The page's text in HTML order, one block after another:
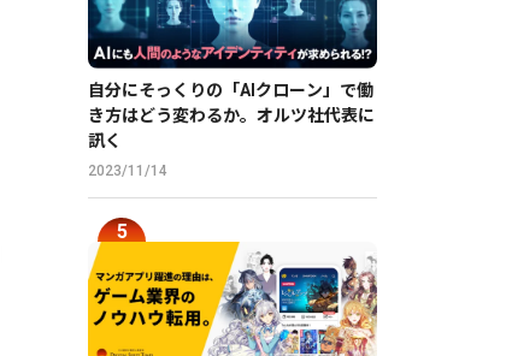
自分にそっくりの「AIクローン」で働
き方はどう変わるか。オルツ社代表に
訊く
2023/11/14